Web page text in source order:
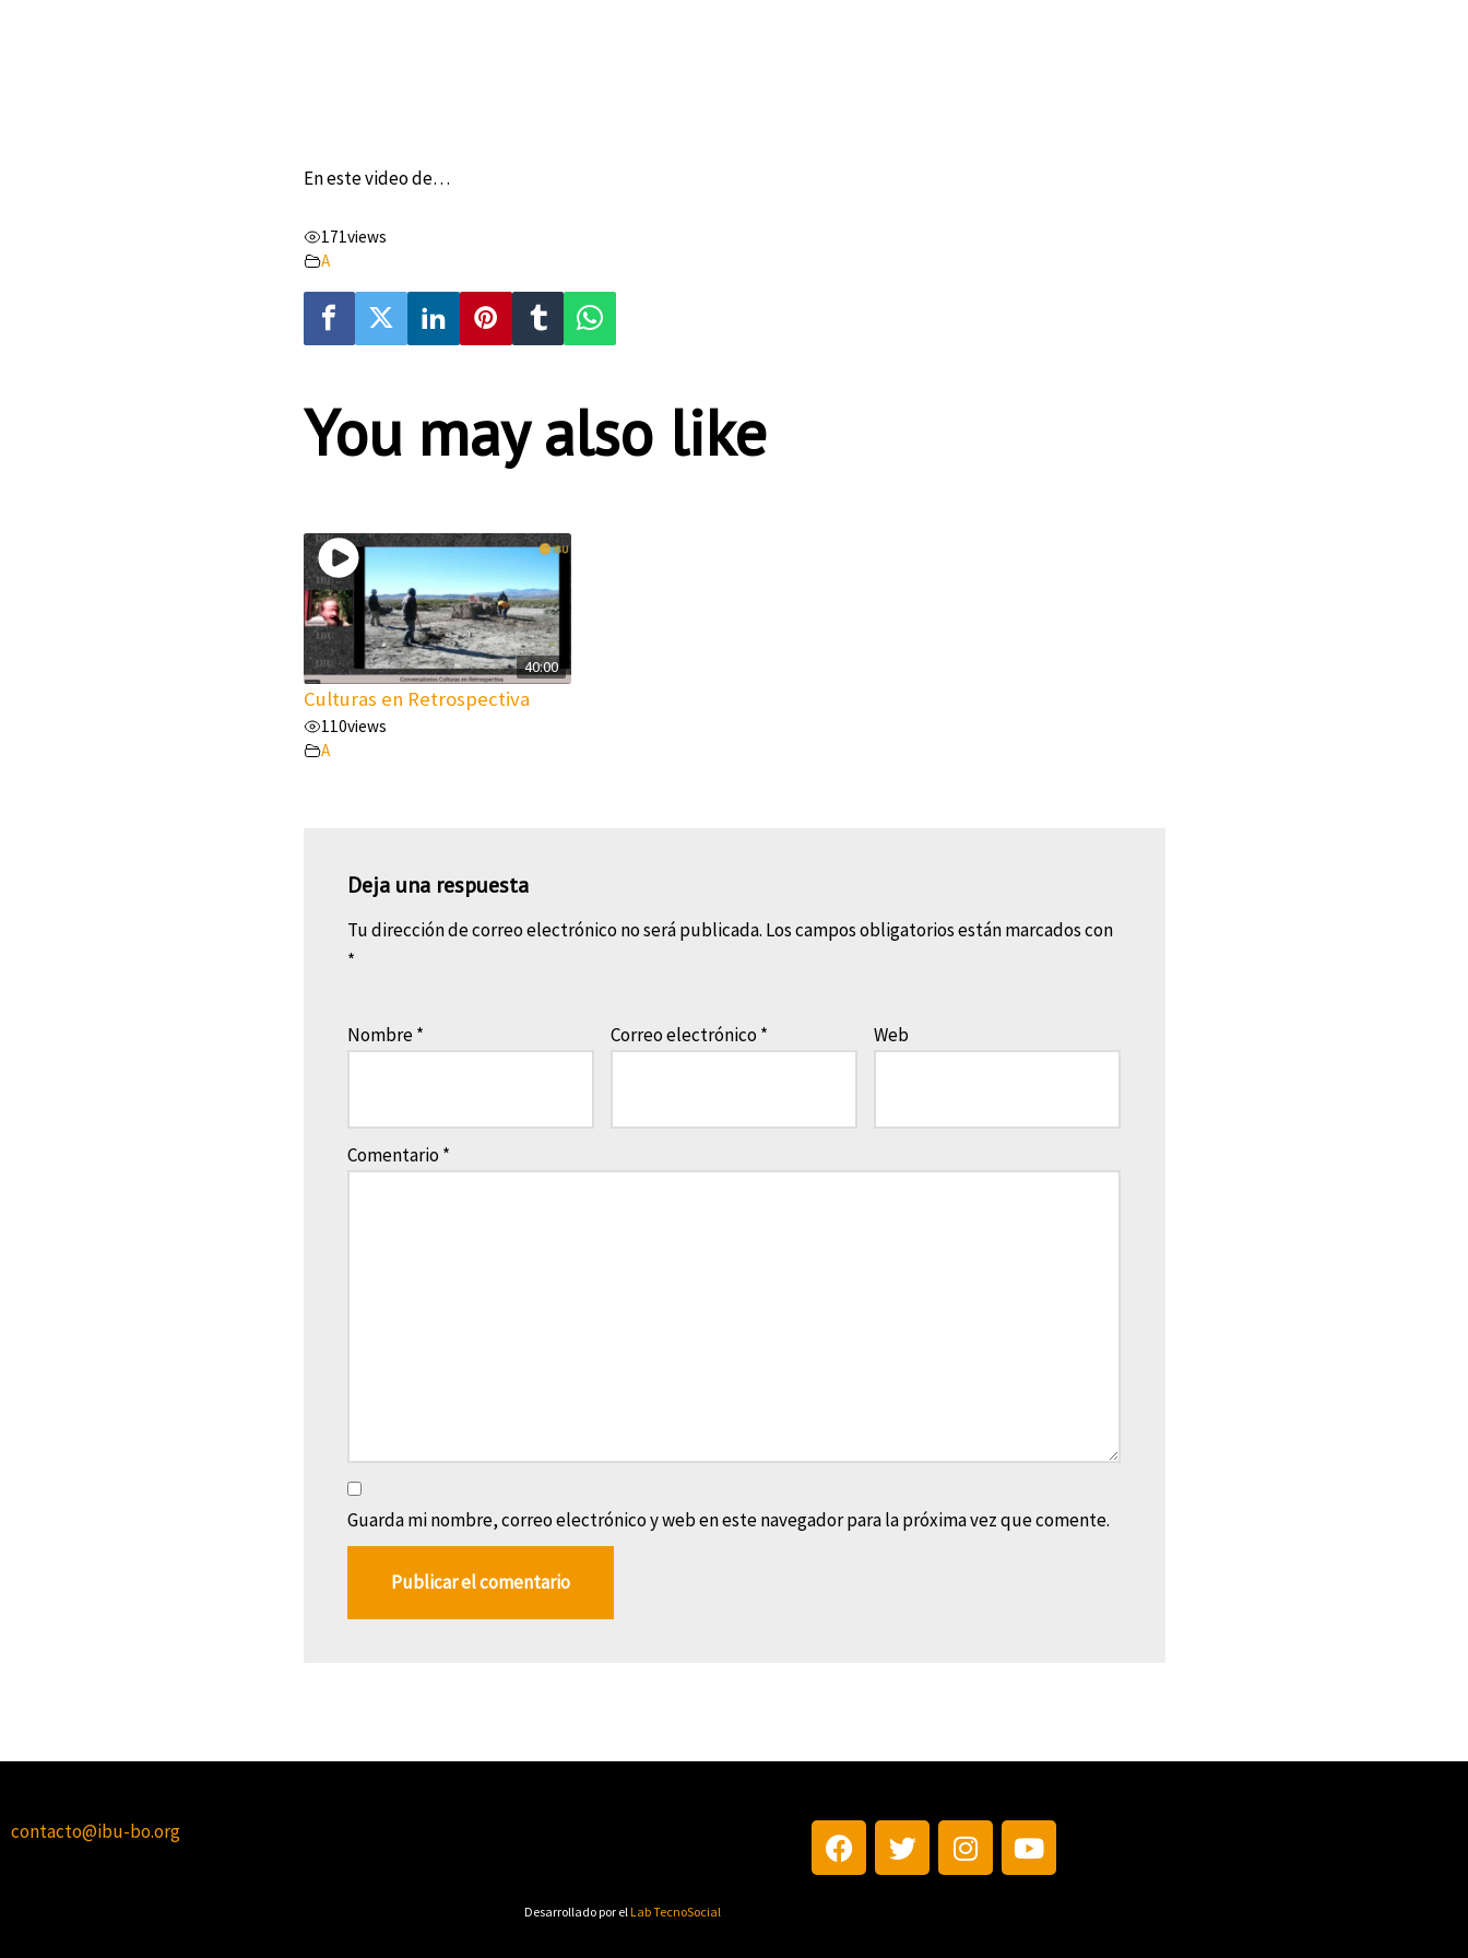
En este video de…
171views
A
You may also like
40:00
Culturas en Retrospectiva
110views
A
Deja una respuesta
Tu dirección de correo electrónico no será publicada. Los campos obligatorios están marcados con
*
Nombre* Correo electrónico* Web
Comentario*
Guarda mi nombre, correo electrónico y web en este navegador para la próxima vez que comente.
contacto@ibu-bo.org
Desarrollado por el Lab TecnoSocial